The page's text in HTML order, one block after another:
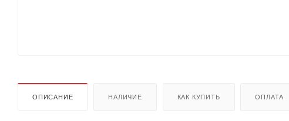
ОПИСАНИЕ НАЛИЧИЕ КАК КУПИТЬ ОПЛАТА